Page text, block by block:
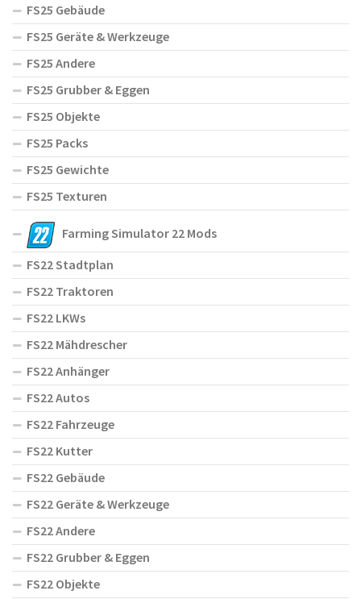
FS25 Gebäude
FS25 Geräte & Werkzeuge
FS25 Andere
FS25 Grubber & Eggen
FS25 Objekte
FS25 Packs
FS25 Gewichte
FS25 Texturen
Farming Simulator 22 Mods
FS22 Stadtplan
FS22 Traktoren
FS22 LKWs
FS22 Mähdrescher
FS22 Anhänger
FS22 Autos
FS22 Fahrzeuge
FS22 Kutter
FS22 Gebäude
FS22 Geräte & Werkzeuge
FS22 Andere
FS22 Grubber & Eggen
FS22 Objekte